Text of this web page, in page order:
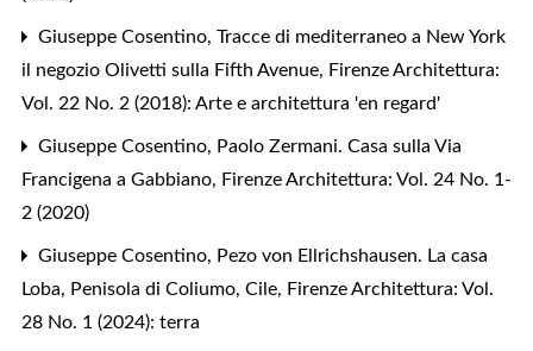
Giuseppe Cosentino, Tracce di mediterraneo a New York
il negozio Olivetti sulla Fifth Avenue, Firenze Architettura:
Vol. 22 No. 2 (2018): Arte e architettura 'en regard'
Giuseppe Cosentino, Paolo Zermani. Casa sulla Via
Francigena a Gabbiano, Firenze Architettura: Vol. 24 No. 1-
2 (2020)
Giuseppe Cosentino, Pezo von Ellrichshausen. La casa
Loba, Penisola di Coliumo, Cile, Firenze Architettura: Vol.
28 No. 1 (2024): terra